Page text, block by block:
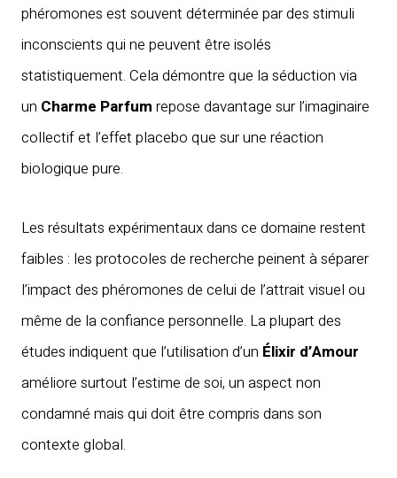
phéromones est souvent déterminée par des stimuli
inconscients qui ne peuvent être isolés
statistiquement. Cela démontre que la séduction via
un Charme Parfum repose davantage sur l’imaginaire
collectif et l’effet placebo que sur une réaction
biologique pure.
Les résultats expérimentaux dans ce domaine restent
faibles : les protocoles de recherche peinent à séparer
l’impact des phéromones de celui de l’attrait visuel ou
même de la confiance personnelle. La plupart des
études indiquent que l’utilisation d’un Élixir d’Amour
améliore surtout l’estime de soi, un aspect non
condamné mais qui doit être compris dans son
contexte global.